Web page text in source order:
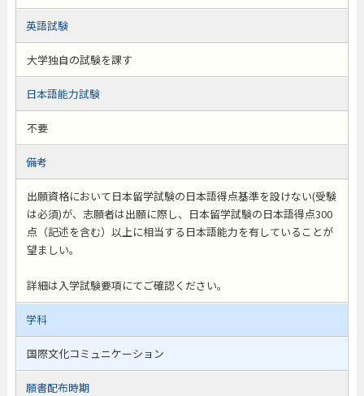
英語試験
大学独自の試験を課す
日本語能力試験
不要
備考
出願資格において日本留学試験の日本語得点基準を設けない(受験
は必須)が、志願者は出願に際し、日本留学試験の日本語得点300
点（記述を含む）以上に相当する日本語能力を有していることが
望ましい。
詳細は入学試験要項にてご確認ください。
学科
国際文化コミュニケーション
願書配布時期